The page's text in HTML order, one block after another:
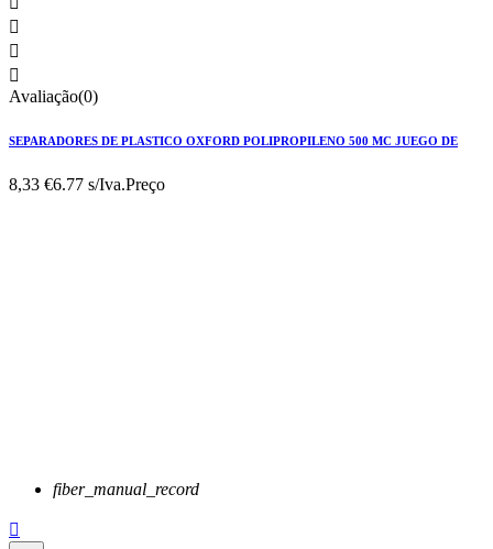



Avaliação(0)
SEPARADORES DE PLASTICO OXFORD POLIPROPILENO 500 MC JUEGO DE
8,33 €6.77 s/Iva.Preço
fiber_manual_record
